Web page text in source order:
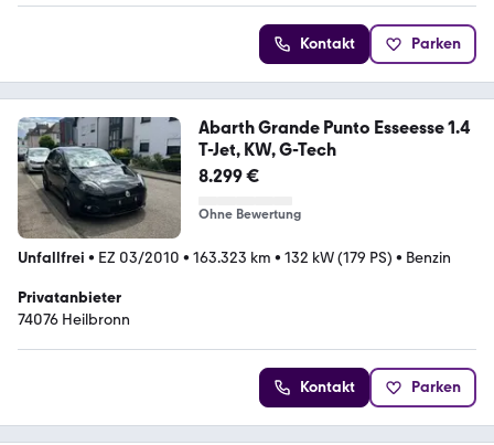
Kontakt Parken
Abarth Grande Punto Esseesse 1.4
T-Jet, KW, G-Tech
8.299 €
Ohne Bewertung
Unfallfrei • EZ 03/2010 • 163.323 km • 132 kW (179 PS) • Benzin
Privatanbieter
74076 Heilbronn
Kontakt Parken